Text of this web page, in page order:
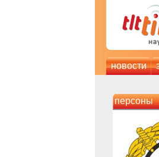
новости
персоны